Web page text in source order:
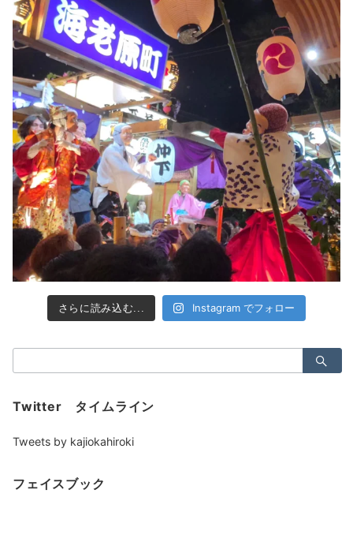
さらに読み込む... Instagram でフォロー
索：
Twitter タイムライン
Tweets by kajiokahiroki
フェイスブック